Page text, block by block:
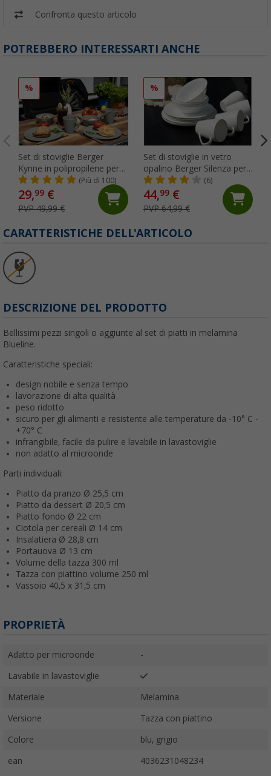
Confronta questo articolo
POTREBBERO INTERESSARTI ANCHE
%
Set di stoviglie Berger
Kynne in polipropilene per 4
persone 16 pezzi grigio
(Più di 100)
29,99 €
PVP 49,99 €
%
Set di stoviglie in vetro
opalino Berger Silenza per
4 persone 16 pezzi
(6)
44,99€
PVP 64,99 €
CARATTERISTICHE DELL'ARTICOLO
DESCRIZIONE DEL PRODOTTO
Bellissimi pezzi singoli o aggiunte al set di piatti in melamina
Blueline.
Caratteristiche speciali:
design nobile e senza tempo
lavorazione di alta qualità
peso ridotto
sicuro per gli alimenti e resistente alle temperature da -10° C -
+70° C
infrangibile, facile da pulire e lavabile in lavastoviglie
non adatto al microonde
Parti individuali:
Piatto da pranzo Ø 25,5 cm
Piatto da dessert Ø 20,5 cm
Piatto fondo Ø 22 cm
Ciotola per cereali Ø 14 cm
Insalatiera Ø 28,8 cm
Portauova Ø 13 cm
Volume della tazza 300 ml
Tazza con piattino volume 250 ml
Vassoio 40,5 x 31,5 cm
PROPRIETÀ
Adatto per microonde -
Lavabile in lavastoviglie
Materiale Melamina
Versione Tazza con piattino
Colore blu, grigio
ean 4036231048234